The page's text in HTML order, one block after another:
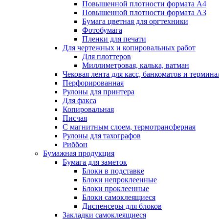
Повышенной плотности формата А4
Повышенной плотности формата А3
Бумага цветная для оргтехники
Фотобумага
Пленки для печати
Для чертежных и копировальных работ
Для плоттеров
Миллиметровая, калька, ватман
Чековая лента для касс, банкоматов и
Перфорированная
Рулоны для принтера
Для факса
Копировальная
Писчая
С магнитным слоем, термотрансферная
Рулоны для тахографов
Риббон
Бумажная продукция
Бумага для заметок
Блоки в подставке
Блоки непроклеенные
Блоки проклеенные
Блоки самоклеящиеся
Диспенсеры для блоков
Закладки самоклеящиеся